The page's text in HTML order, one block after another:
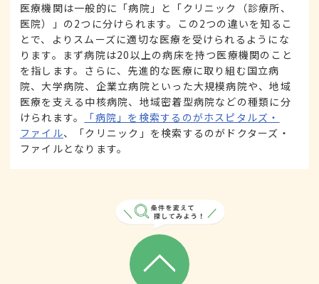
医療機関は一般的に「病院」と「クリニック（診療所、
医院）」の2つに分けられます。この2つの違いを知るこ
とで、よりスムーズに適切な医療を受けられるようにな
ります。まず病院は20以上の病床を持つ医療機関のこと
を指します。さらに、先進的な医療に取り組む国立病
院、大学病院、企業立病院といった大規模病院や、地域
医療を支える中核病院、地域密着型病院などの種類に分
けられます。
「病院」を検索するのがホスピタルズ・
ファイル、「クリニック」を検索するのがドクターズ・
ファイルとなります。